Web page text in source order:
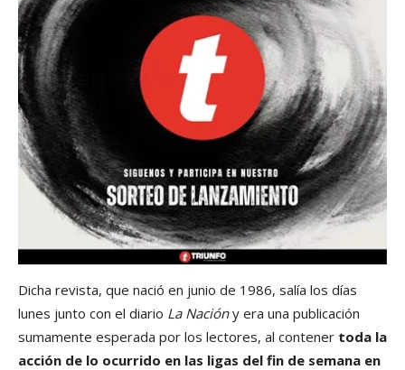
Dicha revista, que nació en junio de 1986, salía los días
lunes junto con el diario La Nacióny era una publicación
sumamente esperada por los lectores, al contener toda la
acción de lo ocurrido en las ligas del fin de semana en